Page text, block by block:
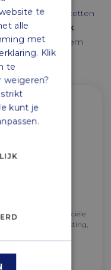
boekhoudpakketten
Benieuwd welk
past?
neem
/
Verzorgen
begeleiden en
bijwerken financiële
omzetbelasting,
te
alle
met
Klik
te
weigeren?
strikt
kunt je